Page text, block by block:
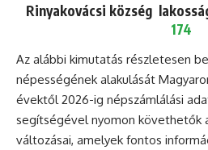
Rinyakovácsi község
174
Az alábbi kimutatás részletesen
népességének alakulását
évektől 2026-ig népszámlálási
segítségével nyomon követhetők
változásai, amelyek fontos